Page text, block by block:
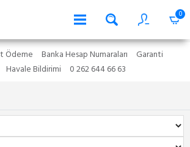
0
Ödeme Banka Hesap Numaraları
Garanti
Havale Bildirimi 0 262 644 66 63